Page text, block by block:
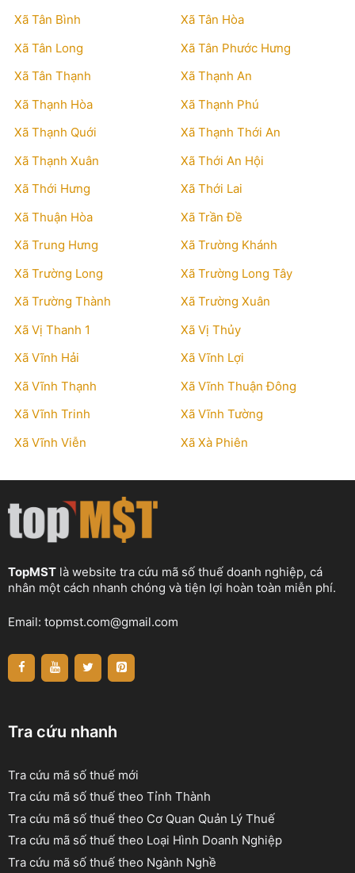
Xã Tân Bình
Xã Tân Hòa
Xã Tân Long
Xã Tân Phước Hưng
Xã Tân Thạnh
Xã Thạnh An
Xã Thạnh Hòa
Xã Thạnh Phú
Xã Thạnh Quới
Xã Thạnh Thới An
Xã Thạnh Xuân
Xã Thới An Hội
Xã Thới Hưng
Xã Thới Lai
Xã Thuận Hòa
Xã Trần Đề
Xã Trung Hưng
Xã Trường Khánh
Xã Trường Long
Xã Trường Long Tây
Xã Trường Thành
Xã Trường Xuân
Xã Vị Thanh 1
Xã Vị Thủy
Xã Vĩnh Hải
Xã Vĩnh Lợi
Xã Vĩnh Thạnh
Xã Vĩnh Thuận Đông
Xã Vĩnh Trinh
Xã Vĩnh Tường
Xã Vĩnh Viễn
Xã Xà Phiên
TopMST là website tra cứu mã số thuế doanh nghiệp, cá
nhân một cách nhanh chóng và tiện lợi hoàn toàn miễn phí.
Email: topmst.com@gmail.com
Tra cứu nhanh
Tra cứu mã số thuế mới
Tra cứu mã số thuế theo Tỉnh Thành
Tra cứu mã số thuế theo Cơ Quan Quản Lý Thuế
Tra cứu mã số thuế theo Loại Hình Doanh Nghiệp
Tra cứu mã số thuế theo Ngành Nghề